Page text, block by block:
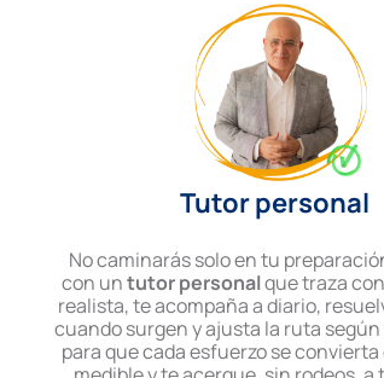
Tutor personal
No caminarás solo en tu
con untutor personalque traza
realista, te acompaña a diario,
cuando surgen y ajusta la ruta
para que cada esfuerzo se